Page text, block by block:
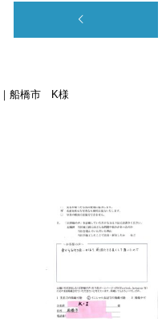
船橋市 K様